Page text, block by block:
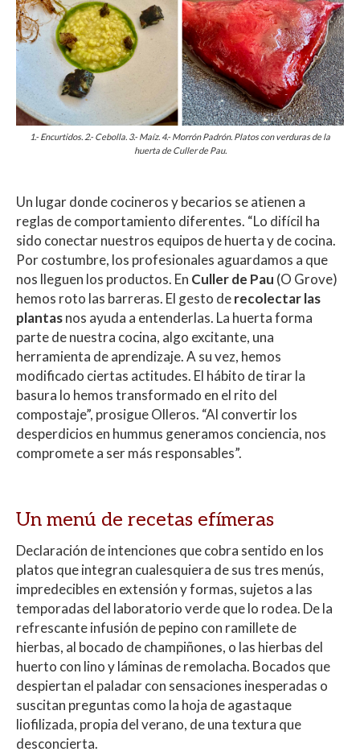
1.- Encurtidos. 2.- Cebolla. 3.- Maíz. 4.- Morrón Padrón. Platos con verduras de la
huerta de Culler de Pau.
Un lugar donde cocineros y becarios se atienen a
reglas de comportamiento diferentes. “Lo difícil ha
sido conectar nuestros equipos de huerta y de cocina.
Por costumbre, los profesionales aguardamos a que
nos lleguen los productos. En Culler de Pau (O Grove)
hemos roto las barreras. El gesto derecolectar las
plantasnos ayuda a entenderlas. La huerta forma
parte de nuestra cocina, algo excitante, una
herramienta de aprendizaje. A su vez, hemos
modificado ciertas actitudes. El hábito de tirar la
basura lo hemos transformado en el rito del
compostaje”, prosigue Olleros. “Al convertir los
desperdicios en hummus generamos conciencia, nos
compromete a ser más responsables”.
Un menú de recetas efímeras
Declaración de intenciones que cobra sentido en los
platos que integran cualesquiera de sus tres menús,
impredecibles en extensión y formas, sujetos a las
temporadas del laboratorio verde que lo rodea. De la
refrescante infusión de pepino con ramillete de
hierbas, al bocado de champiñones, o las hierbas del
huerto con lino y láminas de remolacha. Bocados que
despiertan el paladar con sensaciones inesperadas o
suscitan preguntas como la hoja de agastaque
liofilizada, propia del verano, de una textura que
desconcierta.